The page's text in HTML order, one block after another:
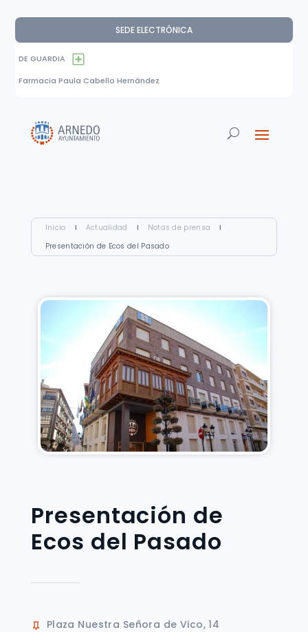
SEDE ELECTRÓNICA
DE GUARDIA
Farmacia Paula Cabello Hernández
Inicio I Actualidad I Notas de prensa
I
Presentación de Ecos del Pasado
Presentación de
Ecos del Pasado
Plaza Nuestra Señora de Vico, 14